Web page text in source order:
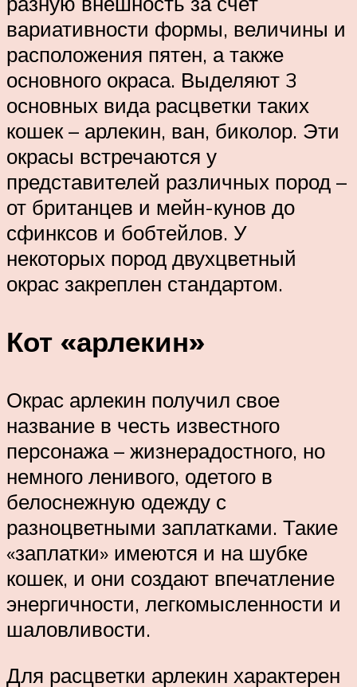
вариативности формы, величины и
расположения пятен, а также
основного окраса. Выделяют 3
основных вида расцветки таких
кошек – арлекин, ван, биколор. Эти
окрасы встречаются у
представителей различных пород –
от британцев и мейн-кунов до
сфинксов и бобтейлов. У
некоторых пород двухцветный
окрас закреплен стандартом.
Кот «арлекин»
Окрас арлекин получил свое
название в честь известного
персонажа – жизнерадостного, но
немного ленивого, одетого в
белоснежную одежду с
разноцветными заплатками. Такие
«заплатки» имеются и на шубке
кошек, и они создают впечатление
энергичности, легкомысленности и
шаловливости.
Для расцветки арлекин характерен